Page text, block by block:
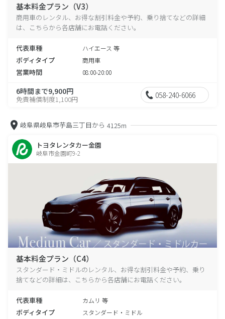
基本料金プラン（V3）
商用車のレンタル、お得な割引料金や予約、乗り捨てなどの詳細
は、こちらから各店舗にお電話ください。
代表車種 ハイエース 等
ボディタイプ 商用車
営業時間 08:00-20:00
6時間まで9,900円
免責補償制度1,100円 058-240-6066
岐阜県岐阜市芋島三丁目から 4125m
トヨタレンタカー金園
岐阜市金園町9-2
基本料金プラン（C4）
スタンダード・ミドルのレンタル、お得な割引料金や予約、乗り
捨てなどの詳細は、こちらから各店舗にお電話ください。
代表車種 カムリ 等
ボディタイプ スタンダード・ミドル